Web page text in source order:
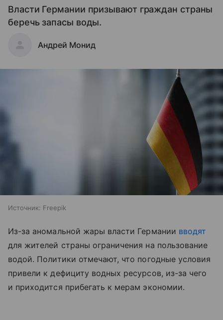
Власти Германии призывают граждан страны
беречь запасы воды.
Андрей Монид
Источник: Freepik
Из-за аномальной жары власти Германии вводят
для жителей страны ограничения на пользование
водой. Политики отмечают, что погодные условия
привели к дефициту водных ресурсов, из-за чего
и приходится прибегать к мерам экономии.